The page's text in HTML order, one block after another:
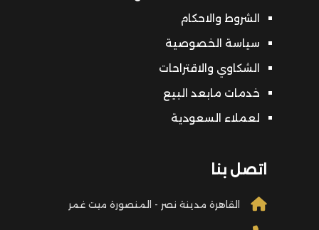
الشروط والاحكام
سياسة الخصوصية
الشكاوي والاقتراحات
خدمات مابعد البيع
لعملاء السعودية
اتصل بنا
القاهرة مدينة نصر - المنصورة ميت غمر